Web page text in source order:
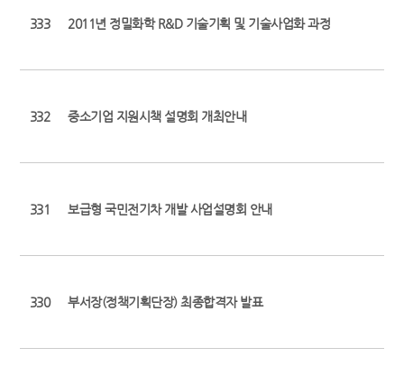
333 2011년 정밀화학 R&D 기술기획 및 기술사업화 과정
332 중소기업 지원시책 설명회 개최안내
331 보급형 국민전기차 개발 사업설명회 안내
330 부서장(정책기획단장) 최종합격자 발표